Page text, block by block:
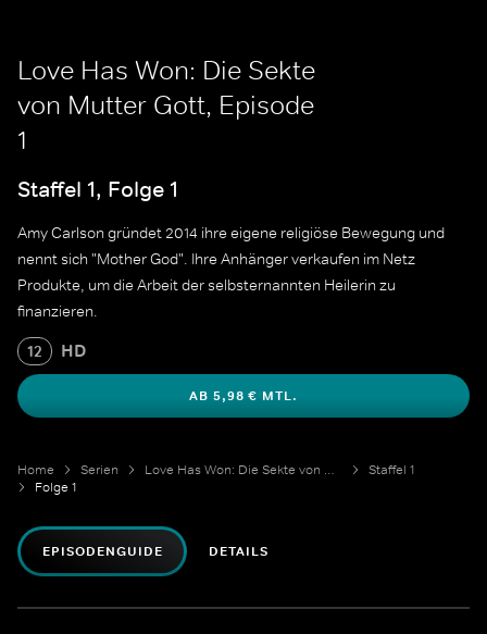
Love Has Won: Die Sekte
von Mutter Gott, Episode
1
Staffel 1, Folge 1
Amy Carlson gründet 2014 ihre eigene religiöse Bewegung und
nennt sich "Mother God". Ihre Anhänger verkaufen im Netz
Produkte, um die Arbeit der selbsternannten Heilerin zu
finanzieren.
12 HD
AB 5,98 € MTL.
Home Serien Love Has Won: Die Sekte von Mutter Gott
Staffel 1
Folge 1
EPISODENGUIDE DETAILS